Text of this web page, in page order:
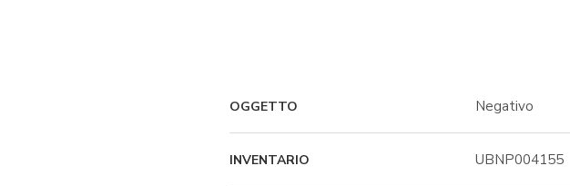
OGGETTO Negativo
INVENTARIO UBNP004155